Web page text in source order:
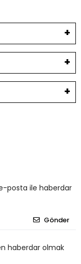
posta ile haberdar
Gönder
haberdar olmak